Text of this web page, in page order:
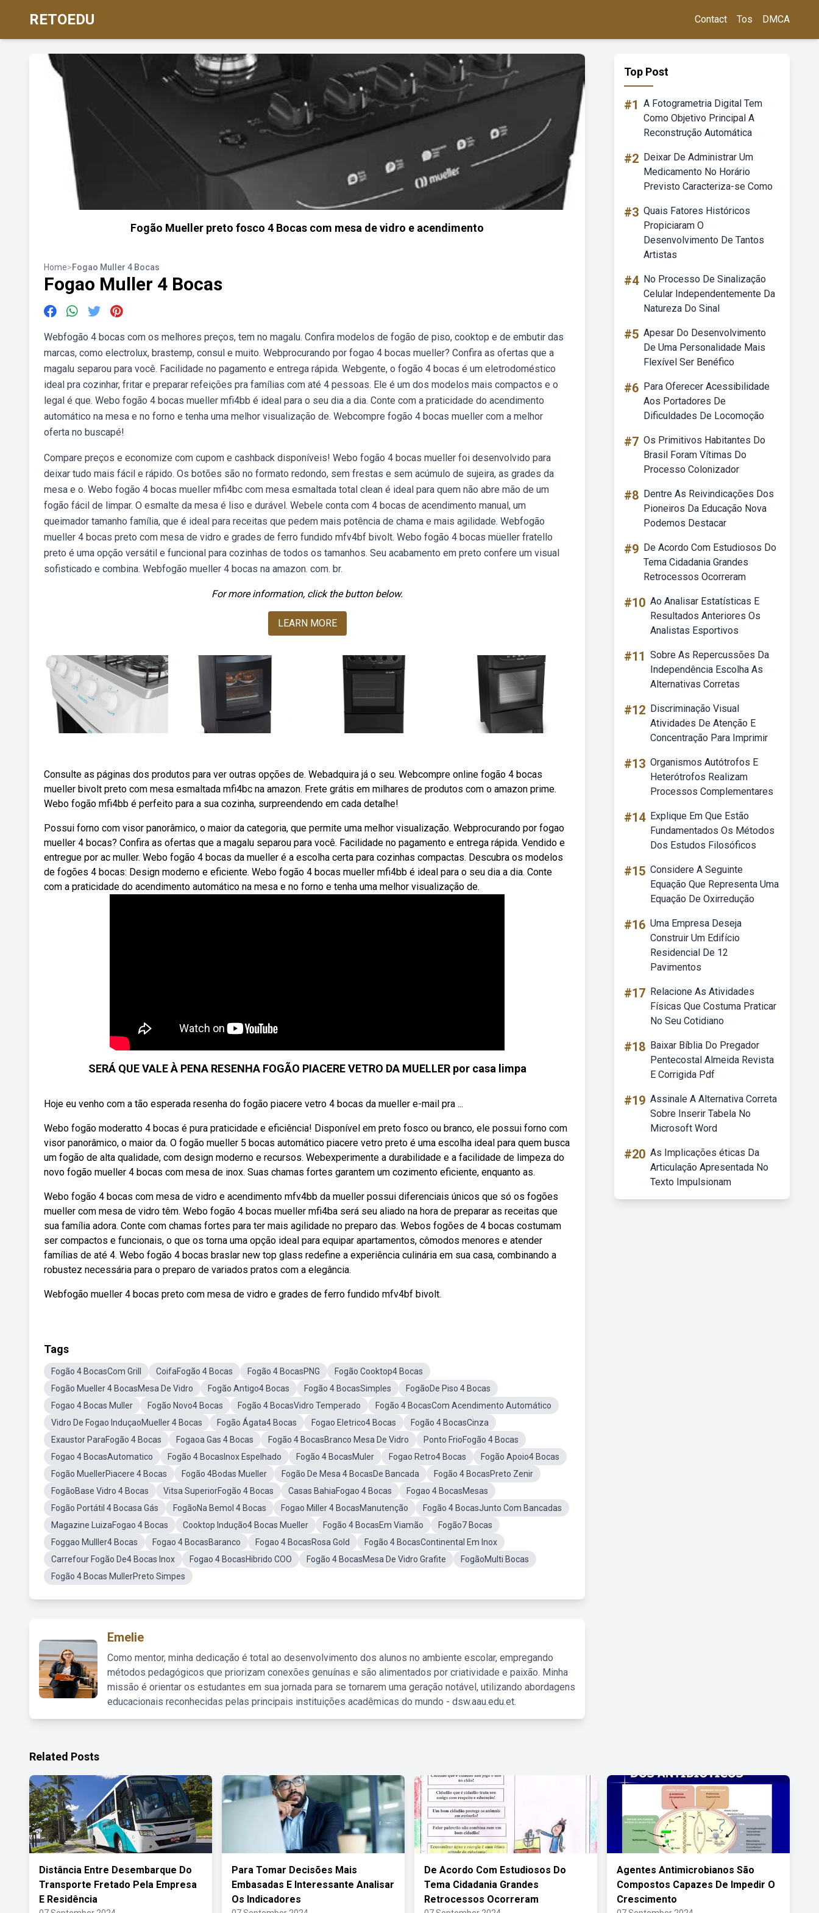
RETOEDU Contact Tos DMCA
Fogão Mueller preto fosco 4 Bocas com mesa de vidro e acendimento
Home>Fogao Muller 4 Bocas
Fogao Muller 4 Bocas
Webfogão 4 bocas com os melhores preços, tem no magalu. Confira modelos de fogão de piso, cooktop e de embutir das
marcas, como electrolux, brastemp, consul e muito. Webprocurando por fogao 4 bocas mueller? Confira as ofertas que a
magalu separou para você. Facilidade no pagamento e entrega rápida. Webgente, o fogão 4 bocas é um eletrodoméstico
ideal pra cozinhar, fritar e preparar refeições pra famílias com até 4 pessoas. Ele é um dos modelos mais compactos e o
legal é que. Webo fogão 4 bocas mueller mfi4bb é ideal para o seu dia a dia. Conte com a praticidade do acendimento
automático na mesa e no forno e tenha uma melhor visualização de. Webcompre fogão 4 bocas mueller com a melhor
oferta no buscapé!
Compare preços e economize com cupom e cashback disponíveis! Webo fogão 4 bocas mueller foi desenvolvido para
deixar tudo mais fácil e rápido. Os botões são no formato redondo, sem frestas e sem acúmulo de sujeira, as grades da
mesa e o. Webo fogão 4 bocas mueller mfi4bc com mesa esmaltada total clean é ideal para quem não abre mão de um
fogão fácil de limpar. O esmalte da mesa é liso e durável. Webele conta com 4 bocas de acendimento manual, um
queimador tamanho família, que é ideal para receitas que pedem mais potência de chama e mais agilidade. Webfogão
mueller 4 bocas preto com mesa de vidro e grades de ferro fundido mfv4bf bivolt. Webo fogão 4 bocas müeller fratello
preto é uma opção versátil e funcional para cozinhas de todos os tamanhos. Seu acabamento em preto confere um visual
sofisticado e combina. Webfogão mueller 4 bocas na amazon. com. br.
For more information, click the button below.
LEARN MORE
Consulte as páginas dos produtos para ver outras opções de. Webadquira já o seu. Webcompre online fogão 4 bocas
mueller bivolt preto com mesa esmaltada mfi4bc na amazon. Frete grátis em milhares de produtos com o amazon prime.
Webo fogão mfi4bb é perfeito para a sua cozinha, surpreendendo em cada detalhe!
Possui forno com visor panorâmico, o maior da categoria, que permite uma melhor visualização. Webprocurando por fogao
mueller 4 bocas? Confira as ofertas que a magalu separou para você. Facilidade no pagamento e entrega rápida. Vendido e
entregue por ac muller. Webo fogão 4 bocas da mueller é a escolha certa para cozinhas compactas. Descubra os modelos
de fogões 4 bocas: Design moderno e eficiente. Webo fogão 4 bocas mueller mfi4bb é ideal para o seu dia a dia. Conte
com a praticidade do acendimento automático na mesa e no forno e tenha uma melhor visualização de.
SERÁ QUE VALE À PENA RESENHA FOGÃO PIACERE VETRO DA MUELLER por casa limpa
Hoje eu venho com a tão esperada resenha do fogão piacere vetro 4 bocas da mueller e-mail pra ...
Webo fogão moderatto 4 bocas é pura praticidade e eficiência! Disponível em preto fosco ou branco, ele possui forno com
visor panorâmico, o maior da. O fogão mueller 5 bocas automático piacere vetro preto é uma escolha ideal para quem busca
um fogão de alta qualidade, com design moderno e recursos. Webexperimente a durabilidade e a facilidade de limpeza do
novo fogão mueller 4 bocas com mesa de inox. Suas chamas fortes garantem um cozimento eficiente, enquanto as.
Webo fogão 4 bocas com mesa de vidro e acendimento mfv4bb da mueller possui diferenciais únicos que só os fogões
mueller com mesa de vidro têm. Webo fogão 4 bocas mueller mfi4ba será seu aliado na hora de preparar as receitas que
sua família adora. Conte com chamas fortes para ter mais agilidade no preparo das. Webos fogões de 4 bocas costumam
ser compactos e funcionais, o que os torna uma opção ideal para equipar apartamentos, cômodos menores e atender
famílias de até 4. Webo fogão 4 bocas braslar new top glass redefine a experiência culinária em sua casa, combinando a
robustez necessária para o preparo de variados pratos com a elegância.
Webfogão mueller 4 bocas preto com mesa de vidro e grades de ferro fundido mfv4bf bivolt.
Tags
Fogão 4 BocasCom Grill CoifaFogão 4 Bocas Fogão 4 BocasPNG
Fogão Cooktop4 Bocas
Fogão Mueller 4 BocasMesa De Vidro
Fogão Antigo4 Bocas Fogão 4 BocasSimples
FogãoDe Piso 4 Bocas
Fogao 4 Bocas Muller
Fogão Novo4 Bocas Fogão 4 BocasVidro Temperado
Fogão 4 BocasCom Acendimento Automático
Vidro De Fogao InduçaoMueller 4 Bocas
Fogão Ágata4 Bocas Fogao Eletrico4 Bocas
Fogão 4 BocasCinza
Exaustor ParaFogão 4 Bocas
Fogaoa Gas 4 Bocas Fogão 4 BocasBranco Mesa De Vidro
Ponto FrioFogão 4 Bocas
Fogao 4 BocasAutomatico
Fogão 4 BocasInox Espelhado Fogão 4 BocasMuler Fogao Retro4 Bocas
Fogão Apoio4 Bocas
Fogão MuellerPiacere 4 Bocas
Fogão 4Bodas Mueller Fogão De Mesa 4 BocasDe Bancada
Fogão 4 BocasPreto Zenir
FogãoBase Vidro 4 Bocas
Vitsa SuperiorFogão 4 Bocas Casas BahiaFogao 4 Bocas
Fogao 4 BocasMesas
Fogão Portátil 4 Bocasa Gás
FogãoNa Bemol 4 Bocas Fogao Miller 4 BocasManutenção
Fogão 4 BocasJunto Com Bancadas
Magazine LuizaFogao 4 Bocas
Cooktop Indução4 Bocas Mueller Fogão 4 BocasEm Viamão
Fogão7 Bocas
Foggao Mulller4 Bocas
Fogao 4 BocasBaranco Fogao 4 BocasRosa Gold
Fogão 4 BocasContinental Em Inox
Carrefour Fogão De4 Bocas Inox
Fogao 4 BocasHibrido COO Fogão 4 BocasMesa De Vidro Grafite
FogãoMulti Bocas
Fogão 4 Bocas MullerPreto Simpes
Emelie
Como mentor, minha dedicação é total ao desenvolvimento dos alunos no ambiente escolar, empregando
métodos pedagógicos que priorizam conexões genuínas e são alimentados por criatividade e paixão. Minha
missão é orientar os estudantes em sua jornada para se tornarem uma geração notável, utilizando abordagens
educacionais reconhecidas pelas principais instituições acadêmicas do mundo - dsw.aau.edu.et.
Top Post
#1 A Fotogrametria Digital Tem
Como Objetivo Principal A
Reconstrução Automática
#2 Deixar De Administrar Um
Medicamento No Horário
Previsto Caracteriza-se Como
#3 Quais Fatores Históricos
Propiciaram O
Desenvolvimento De Tantos
Artistas
#4 No Processo De Sinalização
Celular Independentemente Da
Natureza Do Sinal
#5 Apesar Do Desenvolvimento
De Uma Personalidade Mais
Flexível Ser Benéfico
#6 Para Oferecer Acessibilidade
Aos Portadores De
Dificuldades De Locomoção
#7 Os Primitivos Habitantes Do
Brasil Foram Vítimas Do
Processo Colonizador
#8 Dentre As Reivindicações Dos
Pioneiros Da Educação Nova
Podemos Destacar
#9 De Acordo Com Estudiosos Do
Tema Cidadania Grandes
Retrocessos Ocorreram
#10 Ao Analisar Estatísticas E
Resultados Anteriores Os
Analistas Esportivos
#11 Sobre As Repercussões Da
Independência Escolha As
Alternativas Corretas
#12 Discriminação Visual
Atividades De Atenção E
Concentração Para Imprimir
#13 Organismos Autótrofos E
Heterótrofos Realizam
Processos Complementares
#14 Explique Em Que Estão
Fundamentados Os Métodos
Dos Estudos Filosóficos
#15 Considere A Seguinte
Equação Que Representa Uma
Equação De Oxirredução
#16 Uma Empresa Deseja
Construir Um Edifício
Residencial De 12
Pavimentos
#17 Relacione As Atividades
Físicas Que Costuma Praticar
No Seu Cotidiano
#18 Baixar Bíblia Do Pregador
Pentecostal Almeida Revista
E Corrigida Pdf
#19 Assinale A Alternativa Correta
Sobre Inserir Tabela No
Microsoft Word
#20 As Implicações éticas Da
Articulação Apresentada No
Texto Impulsionam
Related Posts
Distância Entre Desembarque Do
Transporte Fretado Pela Empresa
E Residência
Para Tomar Decisões Mais
Embasadas E Interessante Analisar
Os Indicadores
De Acordo Com Estudiosos Do
Tema Cidadania Grandes
Retrocessos Ocorreram
Agentes Antimicrobianos São
Compostos Capazes De Impedir O
Crescimento